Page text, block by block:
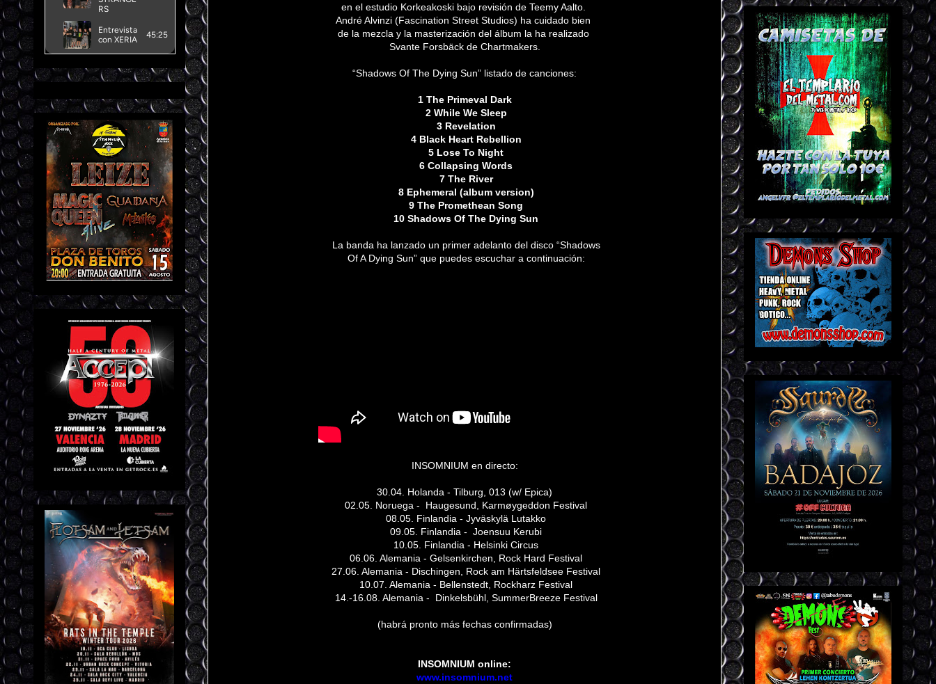
en el estudio Korkeakoski bajo revisión de Teemy Aalto.
André Alvinzi (Fascination Street Studios) ha cuidado bien
de la mezcla y la masterización del álbum la ha realizado
Svante Forsbäck de Chartmakers.
“Shadows Of The Dying Sun” listado de canciones:
1 The Primeval Dark
2 While We Sleep
3 Revelation
4 Black Heart Rebellion
5 Lose To Night
6 Collapsing Words
7 The River
8 Ephemeral (album version)
9 The Promethean Song
10 Shadows Of The Dying Sun
La banda ha lanzado un primer adelanto del disco “Shadows
Of A Dying Sun” que puedes escuchar a continuación:
INSOMNIUM en directo:
30.04. Holanda - Tilburg, 013 (w/ Epica)
02.05. Noruega -
Haugesund, Karmøygeddon Festival
08.05. Finlandia - Jyväskylä Lutakko
09.05. Finlandia - Joensuu Kerubi
10.05. Finlandia - Helsinki Circus
06.06. Alemania - Gelsenkirchen, Rock Hard Festival
27.06. Alemania - Dischingen, Rock am Härtsfeldsee Festival
10.07. Alemania - Bellenstedt, Rockharz Festival
14.-16.08. Alemania -
Dinkelsbühl, SummerBreeze Festival
(habrá pronto más fechas confirmadas)
INSOMNIUM online:
www.insomnium.net